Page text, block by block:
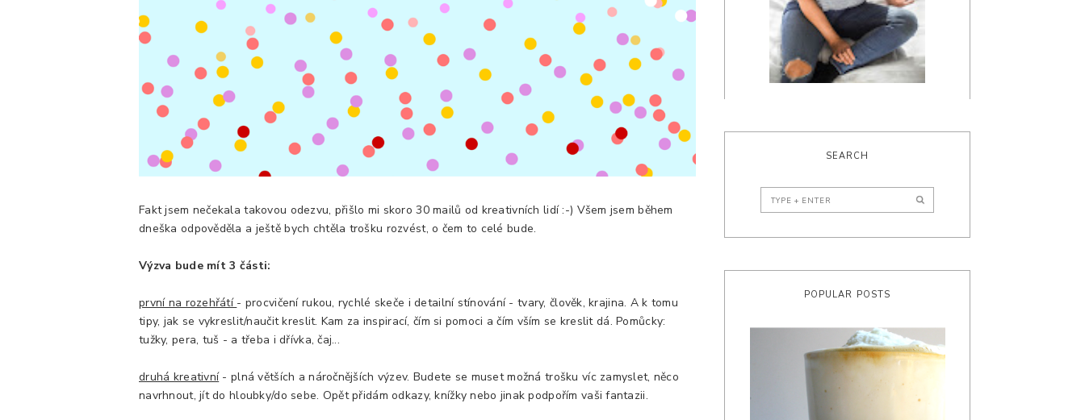
Fakt jsem nečekala takovou odezvu, přišlo mi skoro 30 mailů od kreativních lidí :-) Všem jsem během
dneška odpověděla a ještě bych chtěla trošku rozvést, o čem to celé bude.
Výzva bude mít 3 části:
první na rozehřátí - procvičení rukou, rychlé skeče i detailní stínování - tvary, člověk, krajina. A k tomu
tipy, jak se vykreslit/naučit kreslit. Kam za inspirací, čím si pomoci a čím vším se kreslit dá. Pomůcky:
tužky, pera, tuš - a třeba i dřívka, čaj...
druhá kreativní- plná větších a náročnějších výzev. Budete se muset možná trošku víc zamyslet, něco
navrhnout, jít do hloubky/do sebe. Opět přidám odkazy, knížky nebo jinak podpořím vaši fantazii.
SEARCH
POPULAR POSTS